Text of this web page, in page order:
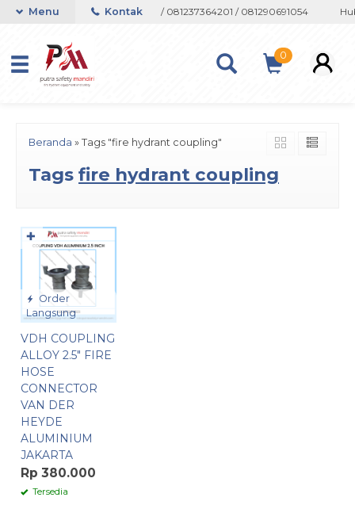
atau Whatsapp 082133767508 / 081237364201 / 081290691054
Menu Kontak
0
Beranda » Tags "fire hydrant coupling"
Tags fire hydrant coupling
Order
Langsung
VDH COUPLING
ALLOY 2.5″ FIRE
HOSE
CONNECTOR
VAN DER
HEYDE
ALUMINIUM
JAKARTA
Rp 380.000
Tersedia
✚